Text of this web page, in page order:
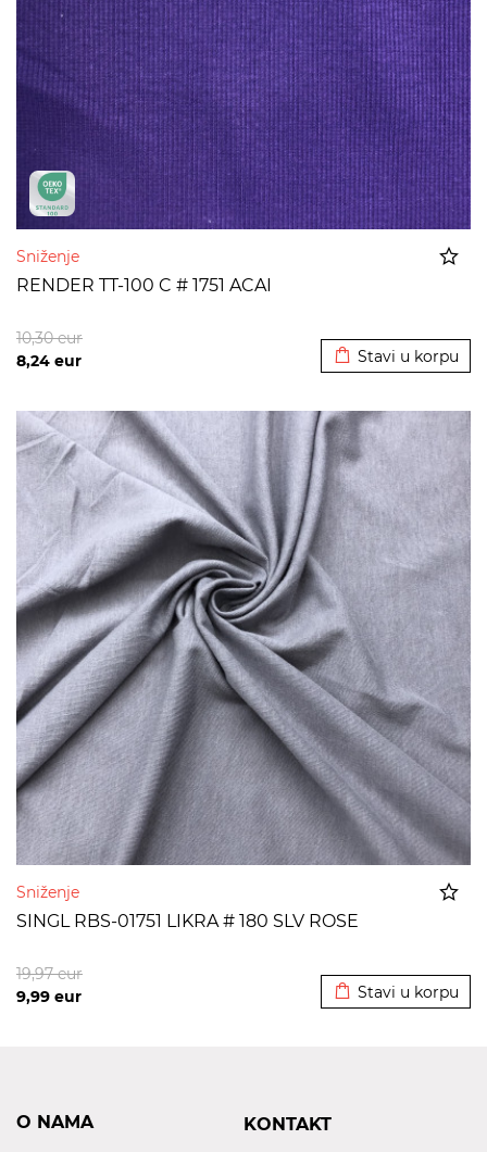
Sniženje
RENDER TT-100 C # 1751 ACAI
8,24 eur
10,30eur
Stavi u korpu
Sniženje
SINGL RBS-01751 LIKRA # 180 SLV ROSE
9,99 eur
19,97eur
Stavi u korpu
O NAMA KONTAKT